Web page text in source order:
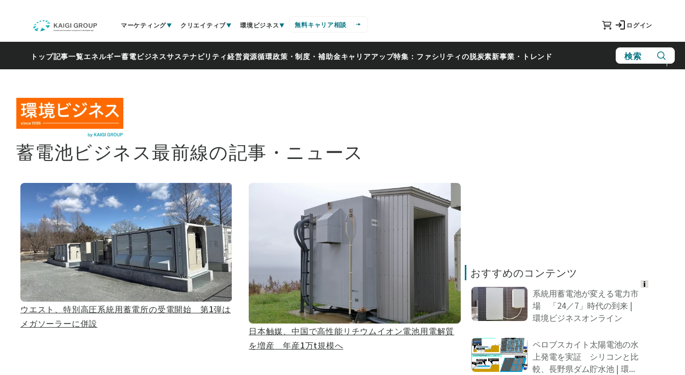
マーケティング クリエイティブ 環境ビジネス 無料キャリア相談 ログイン
トップ記事一覧エネルギー蓄電ビジネスサステナビリティ経営資源循環政策・制度・補助金キャリアアップ特集：ファシリティの脱炭素新事業・トレンド 検索
蓄電池ビジネス最前線の記事・ニュース
ウエスト、特別高圧系統用蓄電所の受電開始 第1弾は
メガソーラーに併設
日本触媒、中国で高性能リチウムイオン電池用電解質
を増産 年産1万t規模へ
おすすめのコンテンツ
系統用蓄電池が変える電力市
場 「24／7」時代の到来 |
環境ビジネスオンライン
ペロブスカイト太陽電池の水
上発電を実証 シリコンと比
較、長野県ダム貯水池 | 環...